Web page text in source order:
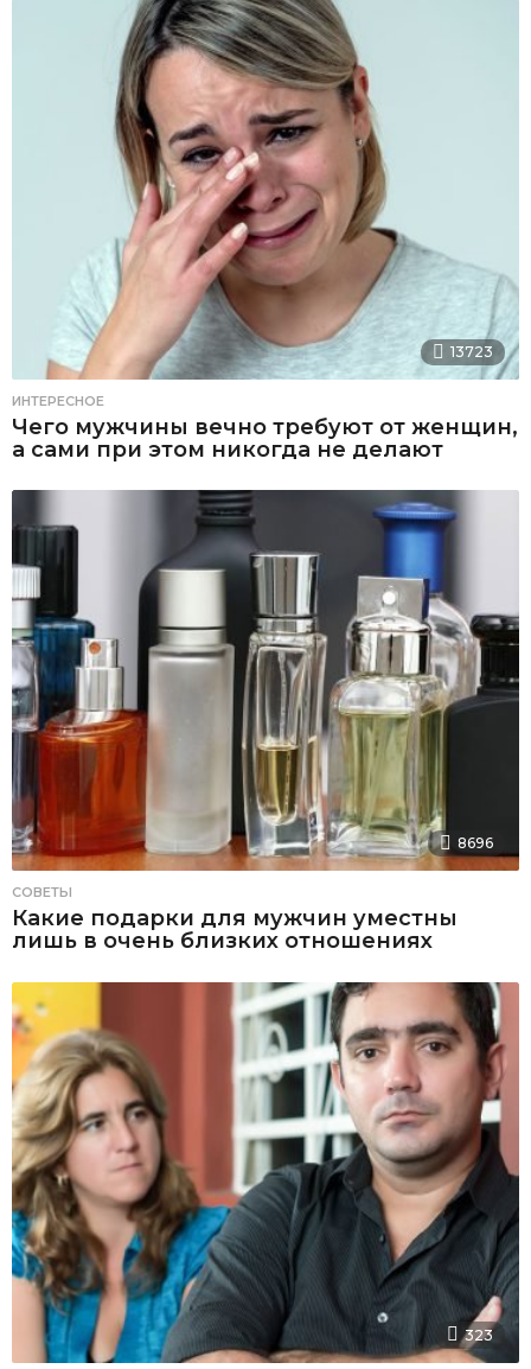
13723
ИНТЕРЕСНОЕ
Чего мужчины вечно требуют от женщин,
а сами при этом никогда не делают
8696
СОВЕТЫ
Какие подарки для мужчин уместны
лишь в очень близких отношениях
323